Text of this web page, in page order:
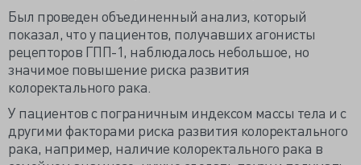
Был проведен объединенный анализ, который
показал, что у пациентов, получавших агонисты
рецепторов ГПП-1, наблюдалось небольшое, но
значимое повышение риска развития
колоректального рака.
У пациентов с пограничным индексом массы тела и с
другими факторами риска развития колоректального
рака, например, наличие колоректального рака в